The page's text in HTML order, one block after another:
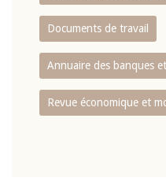
Documents de travail
Annuaire des banques
Revue économique et